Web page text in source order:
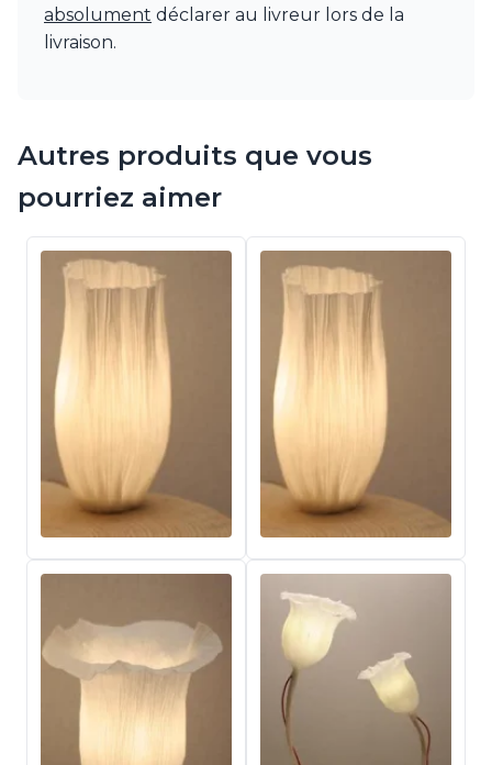
absolument déclarer au livreur lors de la
livraison.
Autres produits que vous
pourriez aimer